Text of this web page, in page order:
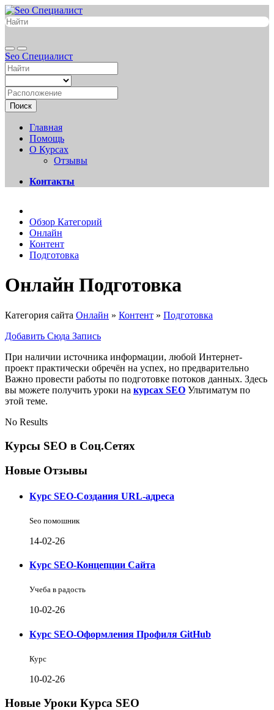
Seo Специалист
Поиск
Главная
Помощь
О Курсах
Отзывы
Контакты
Обзор Категорий
Онлайн
Контент
Подготовка
Онлайн Подготовка
Категория сайта Онлайн » Контент » Подготовка
Добавить Сюда Запись
При наличии источника информации, любой Интернет-
проект практически обречён на успех, но предварительно
Важно провести работы по подготовке потоков данных. Здесь
вы можете получить уроки на курсах SEO Ультиматум по
этой теме.
No Results
Курсы SEO в Соц.Сетях
Новые Отзывы
Курс SEO-Создания URL-адреса
Seo помошник
14-02-26
Курс SEO-Концепции Сайта
Учеба в радость
10-02-26
Курс SEO-Оформления Профиля GitHub
Курс
10-02-26
Новые Уроки Курса SEO